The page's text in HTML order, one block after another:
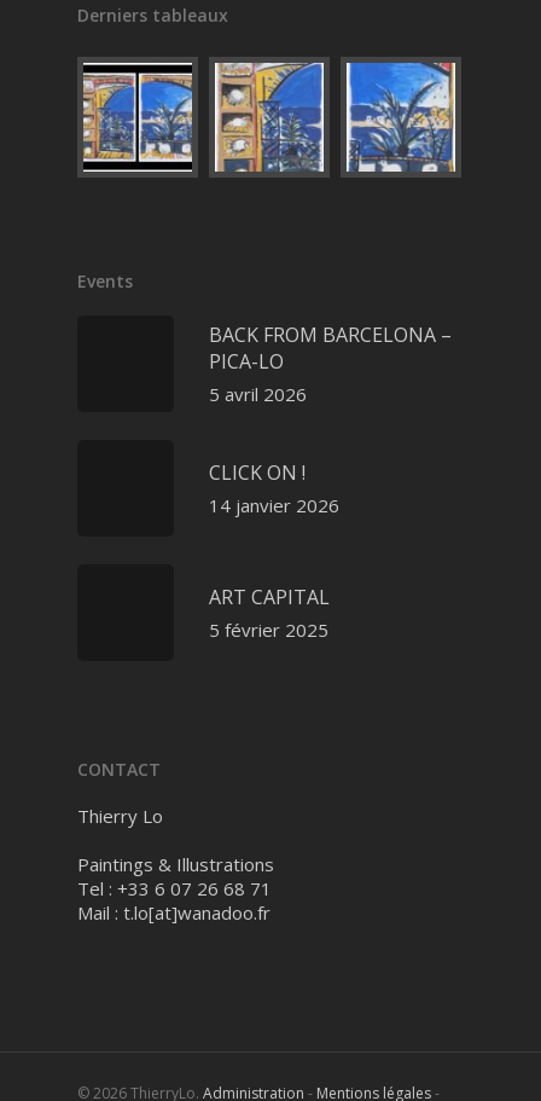
Derniers tableaux
Events
BACK FROM BARCELONA –
PICA-LO
5 avril 2026
CLICK ON !
14 janvier 2026
ART CAPITAL
5 février 2025
CONTACT
Thierry Lo
Paintings & Illustrations
Tel : +33 6 07 26 68 71
Mail : t.lo[at]wanadoo.fr
© 2026 ThierryLo. Administration - Mentions légales-